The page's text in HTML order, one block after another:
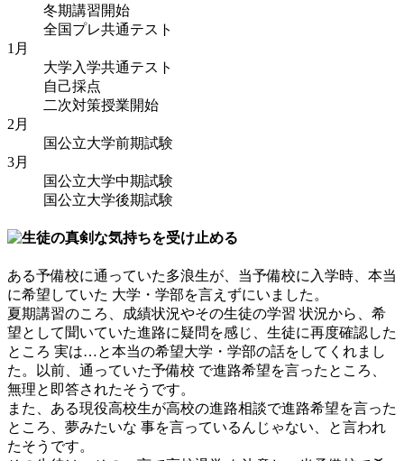
冬期講習開始
全国プレ共通テスト
1月
大学入学共通テスト
自己採点
二次対策授業開始
2月
国公立大学前期試験
3月
国公立大学中期試験
国公立大学後期試験
ある予備校に通っていた多浪生が、当予備校に入学時、本当
に希望していた 大学・学部を言えずにいました。
夏期講習のころ、成績状況やその生徒の学習 状況から、希
望として聞いていた進路に疑問を感じ、生徒に再度確認した
ところ 実は…と本当の希望大学・学部の話をしてくれまし
た。以前、通っていた予備校 で進路希望を言ったところ、
無理と即答されたそうです。
また、ある現役高校生が高校の進路相談で進路希望を言った
ところ、夢みたいな 事を言っているんじゃない、と言われ
たそうです。